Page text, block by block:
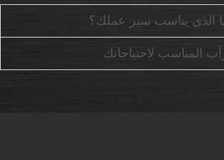
الذي يناسب سير عملك؟
المناسب لاحتياجاتك